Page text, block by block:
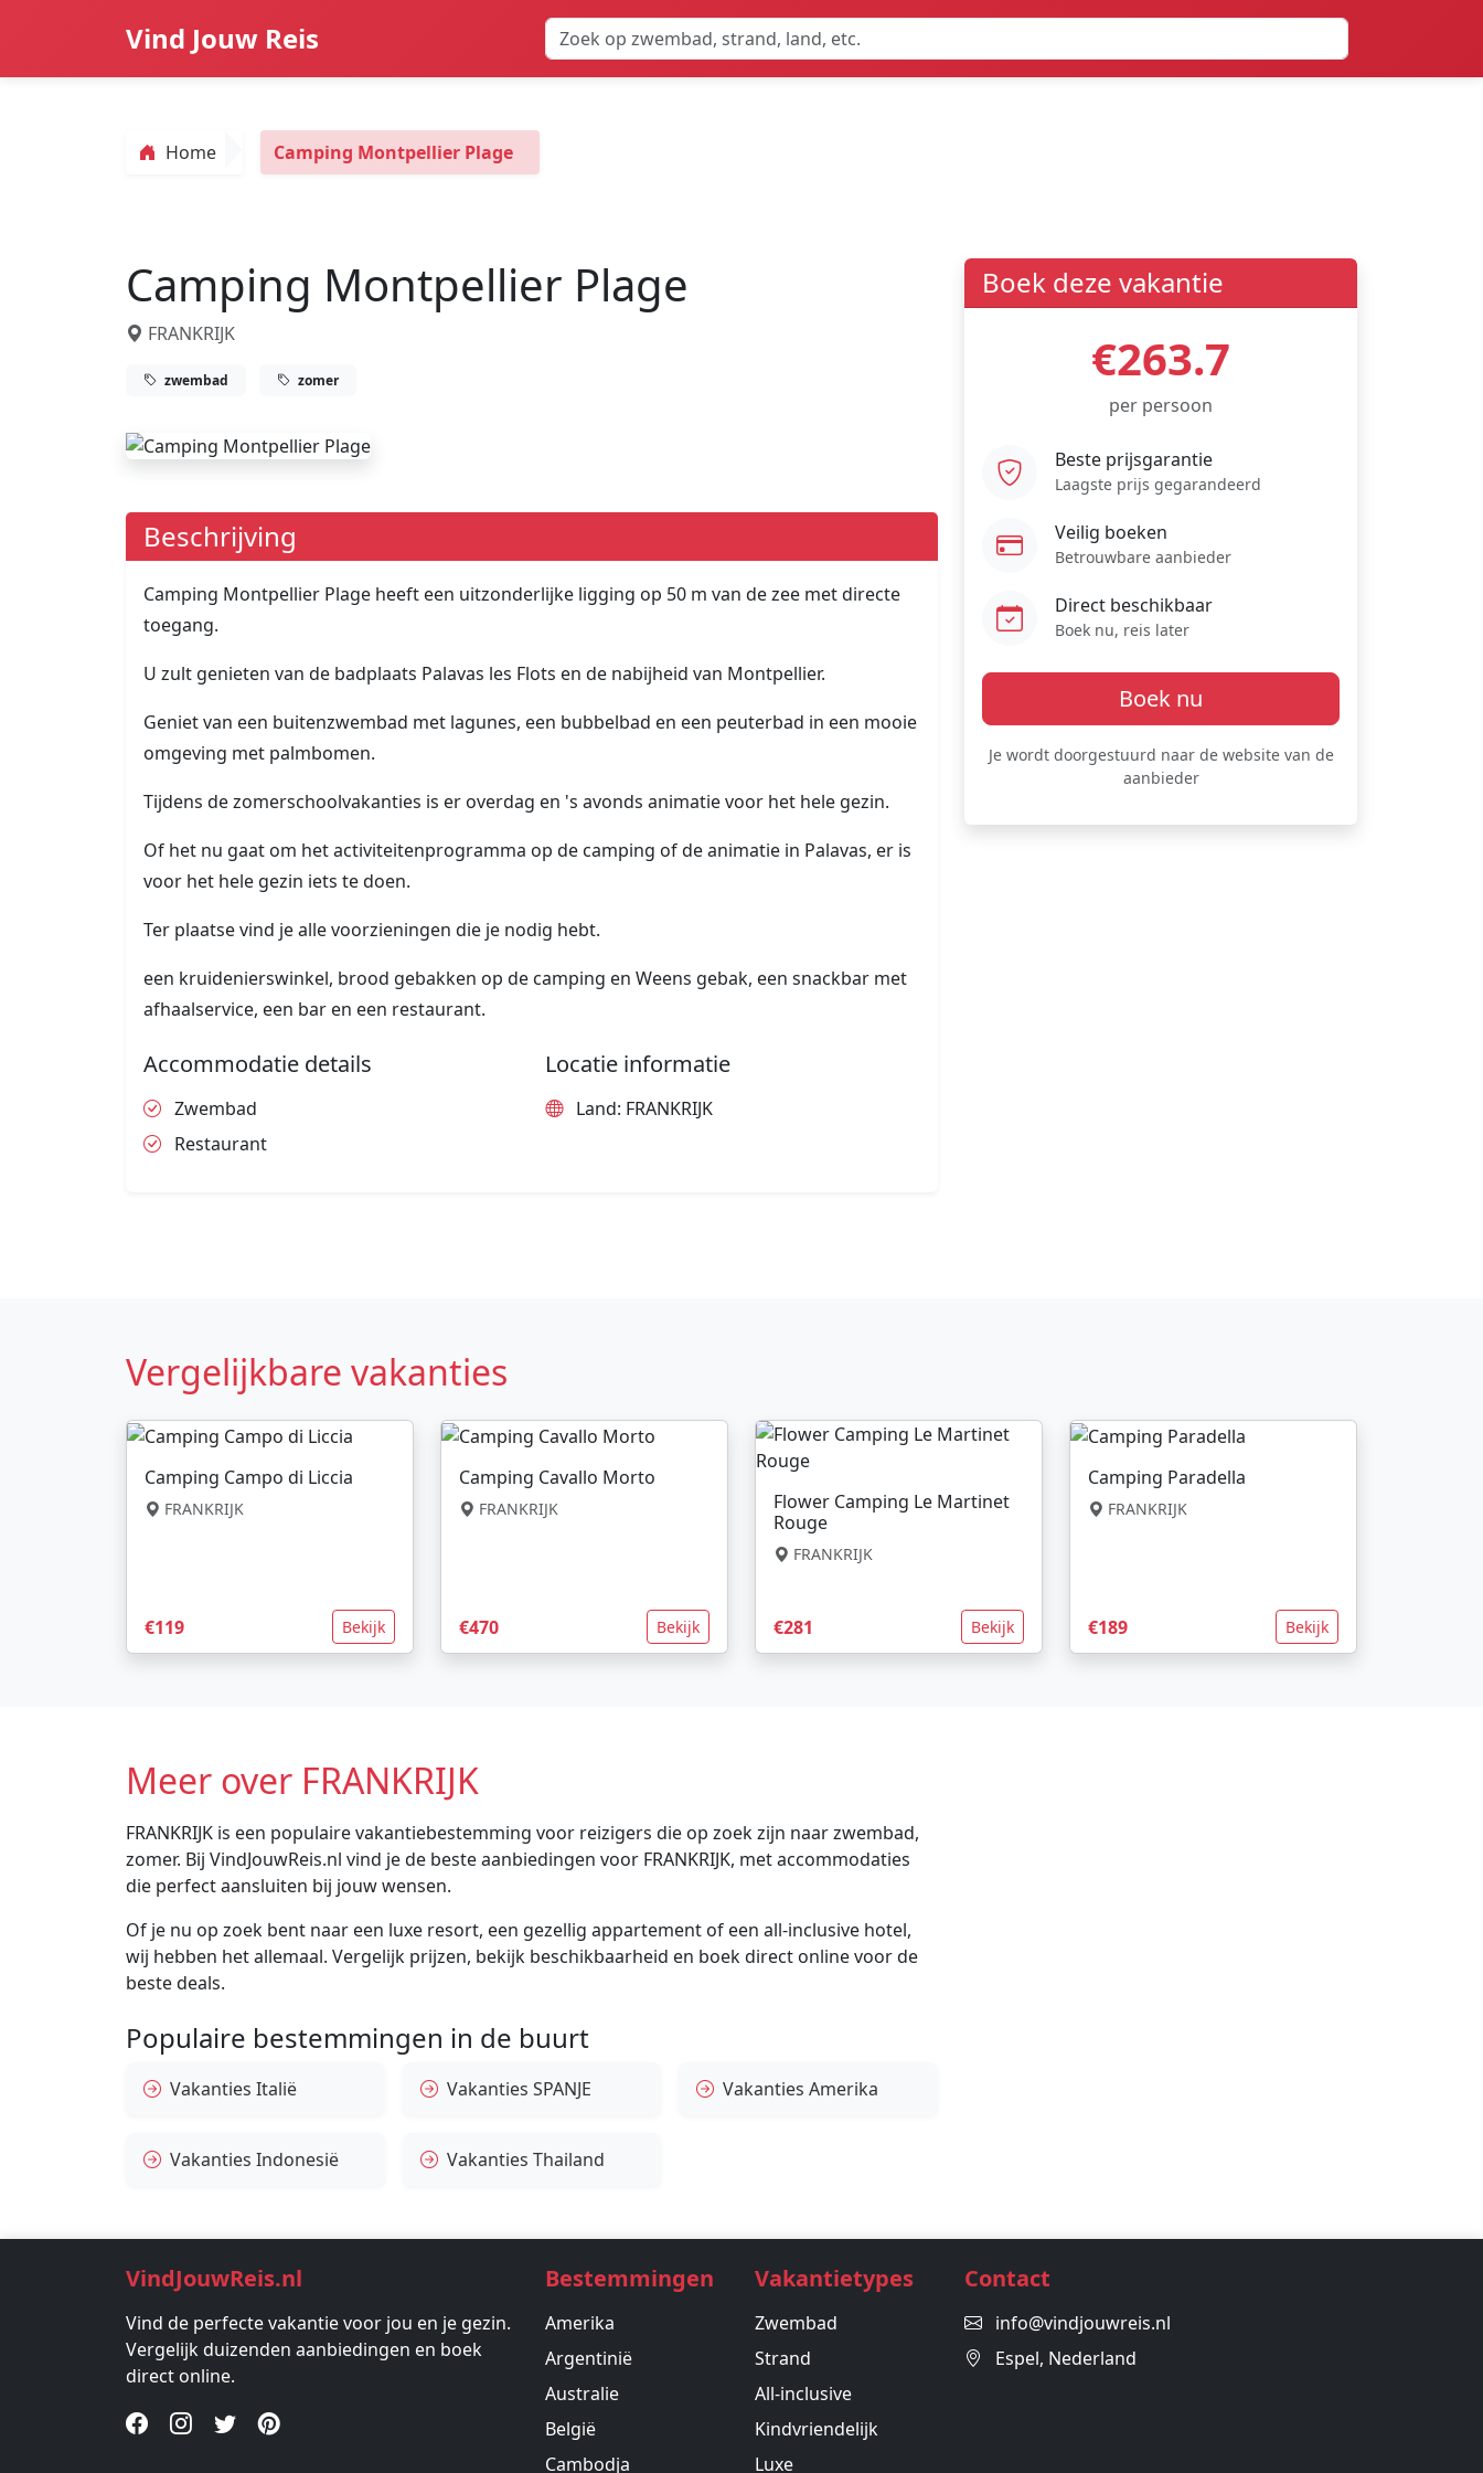
Vind Jouw Reis
Home Camping Montpellier Plage
Camping Montpellier Plage
FRANKRIJK
zwembad zomer
Beschrijving
Camping Montpellier Plage heeft een uitzonderlijke ligging op 50 m van de zee met directe
toegang.
U zult genieten van de badplaats Palavas les Flots en de nabijheid van Montpellier.
Geniet van een buitenzwembad met lagunes, een bubbelbad en een peuterbad in een mooie
omgeving met palmbomen.
Tijdens de zomerschoolvakanties is er overdag en 's avonds animatie voor het hele gezin.
Of het nu gaat om het activiteitenprogramma op de camping of de animatie in Palavas, er is
voor het hele gezin iets te doen.
Ter plaatse vind je alle voorzieningen die je nodig hebt.
een kruidenierswinkel, brood gebakken op de camping en Weens gebak, een snackbar met
afhaalservice, een bar en een restaurant.
Accommodatie details
Zwembad
Restaurant
Locatie informatie
Land: FRANKRIJK
Boek deze vakantie
€263.7
per persoon
Beste prijsgarantie
Laagste prijs gegarandeerd
Veilig boeken
Betrouwbare aanbieder
Direct beschikbaar
Boek nu, reis later
Boek nu
Je wordt doorgestuurd naar de website van de
aanbieder
Vergelijkbare vakanties
Camping Campo di Liccia
FRANKRIJK
€119 Bekijk
Camping Cavallo Morto
FRANKRIJK
€470 Bekijk
Flower Camping Le Martinet
Rouge
FRANKRIJK
€281 Bekijk
Camping Paradella
FRANKRIJK
€189 Bekijk
Meer over FRANKRIJK
FRANKRIJK is een populaire vakantiebestemming voor reizigers die op zoek zijn naar zwembad,
zomer. Bij VindJouwReis.nl vind je de beste aanbiedingen voor FRANKRIJK, met accommodaties
die perfect aansluiten bij jouw wensen.
Of je nu op zoek bent naar een luxe resort, een gezellig appartement of een all-inclusive hotel,
wij hebben het allemaal. Vergelijk prijzen, bekijk beschikbaarheid en boek direct online voor de
beste deals.
Populaire bestemmingen in de buurt
Vakanties Italië Vakanties SPANJE Vakanties Amerika
Vakanties Indonesië Vakanties Thailand
VindJouwReis.nl
Vind de perfecte vakantie voor jou en je gezin.
Vergelijk duizenden aanbiedingen en boek
direct online.
Bestemmingen
Amerika
Argentinië
Australie
België
Cambodja
Vakantietypes
Zwembad
Strand
All-inclusive
Kindvriendelijk
Luxe
Contact
info@vindjouwreis.nl
Espel, Nederland